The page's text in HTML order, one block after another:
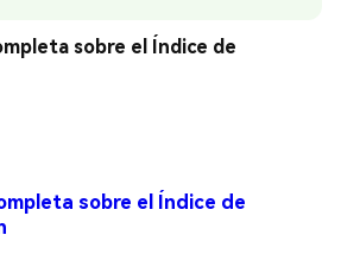
sobre el Índice de
sobre el Índice de